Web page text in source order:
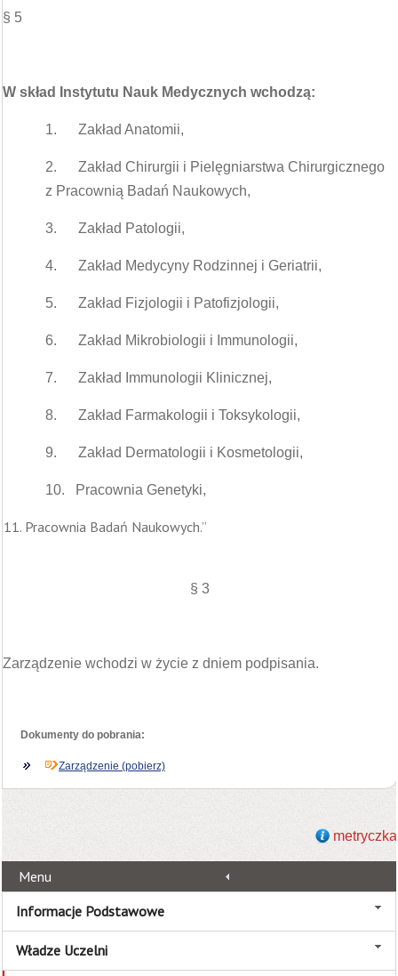
§ 5
W skład Instytutu Nauk Medycznych wchodzą:
1. Zakład Anatomii,
2. Zakład Chirurgii i Pielęgniarstwa Chirurgicznego
z Pracownią Badań Naukowych,
3. Zakład Patologii,
4. Zakład Medycyny Rodzinnej i Geriatrii,
5. Zakład Fizjologii i Patofizjologii,
6. Zakład Mikrobiologii i Immunologii,
7. Zakład Immunologii Klinicznej,
8. Zakład Farmakologii i Toksykologii,
9. Zakład Dermatologii i Kosmetologii,
10. Pracownia Genetyki,
Pracownia Badań Naukowych.”
§ 3
Zarządzenie wchodzi w życie z dniem podpisania.
Dokumenty do pobrania:
Zarządzenie (pobierz)
metryczka
Menu
Informacje Podstawowe
Władze Uczelni